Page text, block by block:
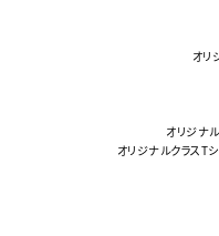
オリ
オリジナ
オリジナルクラスT